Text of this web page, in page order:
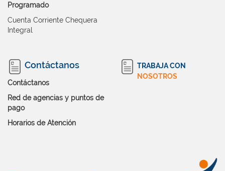
Programado
Cuenta Corriente Chequera
Integral
Contáctanos
Contáctanos
Red de agencias y puntos de
pago
Horarios de Atención
TRABAJA CON
NOSOTROS